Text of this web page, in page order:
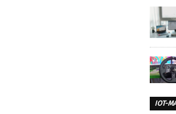
IOT-